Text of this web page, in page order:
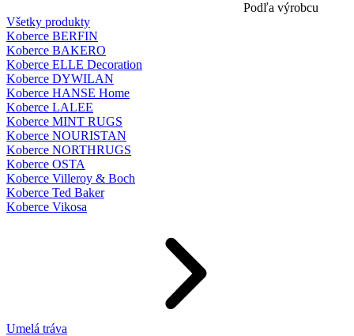
Podľa výrobcu
Všetky produkty
Koberce BERFIN
Koberce BAKERO
Koberce ELLE Decoration
Koberce DYWILAN
Koberce HANSE Home
Koberce LALEE
Koberce MINT RUGS
Koberce NOURISTAN
Koberce NORTHRUGS
Koberce OSTA
Koberce Villeroy & Boch
Koberce Ted Baker
Koberce Vikosa
Umelá tráva